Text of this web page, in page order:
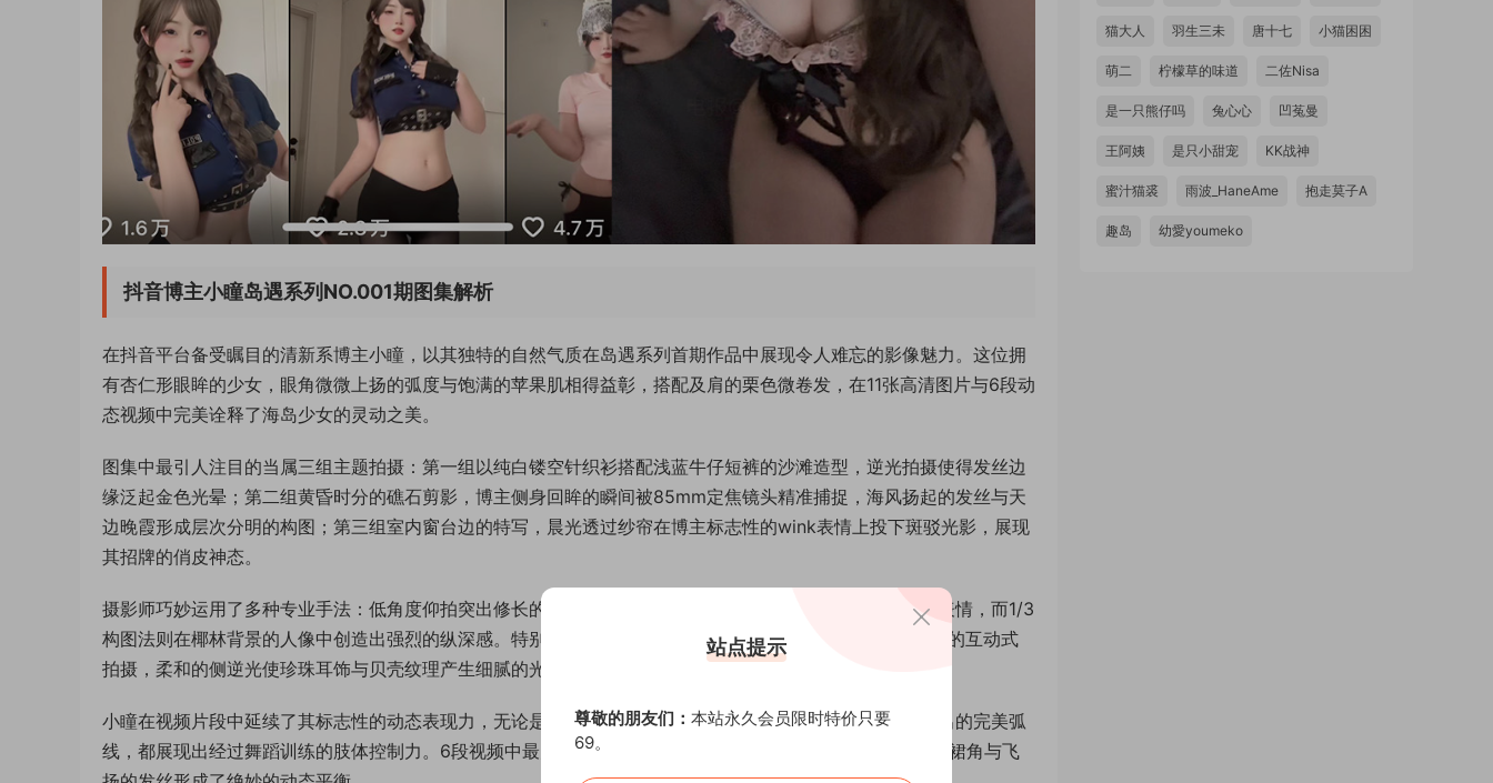
抖音博主小瞳岛遇系列NO.001期图集解析
在抖音平台备受瞩目的清新系博主小瞳，以其独特的自然气质在岛遇系列首期作品中展现令人难忘的影像魅力。这位拥
有杏仁形眼眸的少女，眼角微微上扬的弧度与饱满的苹果肌相得益彰，搭配及肩的栗色微卷发，在11张高清图片与6段动
态视频中完美诠释了海岛少女的灵动之美。
图集中最引人注目的当属三组主题拍摄：第一组以纯白镂空针织衫搭配浅蓝牛仔短裤的沙滩造型，逆光拍摄使得发丝边
缘泛起金色光晕；第二组黄昏时分的礁石剪影，博主侧身回眸的瞬间被85mm定焦镜头精准捕捉，海风扬起的发丝与天
边晚霞形成层次分明的构图；第三组室内窗台边的特写，晨光透过纱帘在博主标志性的wink表情上投下斑驳光影，展现
其招牌的俏皮神态。
摄影师巧妙运用了多种专业手法：低角度仰拍突出修长的腿部线条，俯视45度角拍摄强化博主知名的”奶凶”表情，而1/3
构图法则在椰林背景的人像中创造出强烈的纵深感。特别值得注意的是第7张照片中，博主手持贝壳贴近脸颊的互动式
拍摄，柔和的侧逆光使珍珠耳饰与贝壳纹理产生细腻的光影对话。
小瞳在视频片段中延续了其标志性的动态表现力，无论是撩发时自然翘起的小拇指，还是奔跑转身时裙摆划出的完美弧
线，都展现出经过舞蹈训练的肢体控制力。6段视频中最为精彩的当属潮水退去时的慢动作回眸，海水浸湿的裙角与飞
猫大人 羽生三未 唐十七 小猫困困
萌二 柠檬草的味道 二佐Nisa
是一只熊仔吗 兔心心 凹菟曼
王阿姨 是只小甜宠 KK战神
蜜汁猫裘 雨波_HaneAme 抱走莫子A
趣岛 幼愛youmeko
站点提示
尊敬的朋友们： 本站永久会员限时特价只要
69。